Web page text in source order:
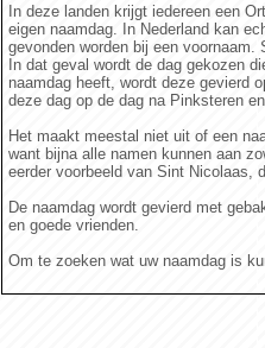
In deze landen krijgt iedereen een
eigen naamdag. In Nederland kan
gevonden worden bij een
In dat geval wordt de dag gekozen
naamdag heeft, wordt deze gevierd
deze dag op de dag na Pinksteren
Het maakt meestal niet uit of een
want bijna alle namen kunnen aan
eerder voorbeeld van Sint Nicolaas,
De naamdag wordt gevierd met
en goede vrienden.
Om te zoeken wat uw naamdag is